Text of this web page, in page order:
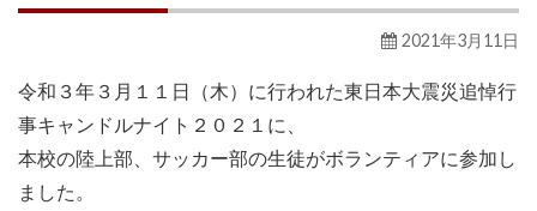
2021年3月11日
令和３年３月１１日（木）に行われた東日本大震災追悼行
事キャンドルナイト２０２１に、
本校の陸上部、サッカー部の生徒がボランティアに参加し
ました。